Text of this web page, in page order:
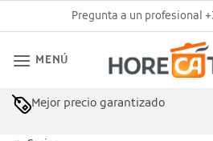
al
Pregunta a un profesional
MENÚ
Mejor precio garantizado